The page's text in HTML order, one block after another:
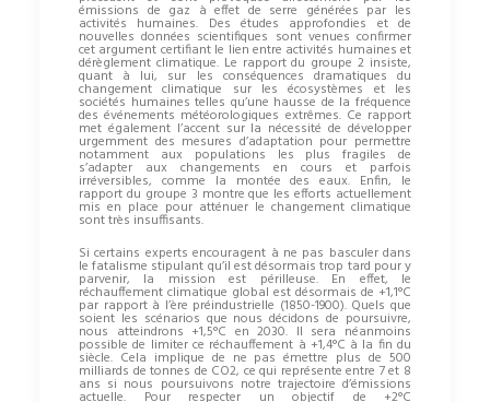
émissions de gaz à effet de serre générées par les
activités humaines. Des études approfondies et de
nouvelles données scientifiques sont venues confirmer
cet argument certifiant le lien entre activités humaines et
dérèglement climatique. Le rapport du groupe 2 insiste,
quant à lui, sur les conséquences dramatiques du
changement climatique sur les écosystèmes et les
sociétés humaines telles qu’une hausse de la fréquence
des événements météorologiques extrêmes. Ce rapport
met également l’accent sur la nécessité de développer
urgemment des mesures d’adaptation pour permettre
notamment aux populations les plus fragiles de
s’adapter aux changements en cours et parfois
irréversibles, comme la montée des eaux. Enfin, le
rapport du groupe 3 montre que les efforts actuellement
mis en place pour atténuer le changement climatique
sont très insuffisants.
Si certains experts encouragent à ne pas basculer dans
le fatalisme stipulant qu’il est désormais trop tard pour y
parvenir, la mission est périlleuse. En effet, le
réchauffement climatique global est désormais de +1,1°C
par rapport à l’ère préindustrielle (1850-1900). Quels que
soient les scénarios que nous décidons de poursuivre,
nous atteindrons +1,5°C en 2030. Il sera néanmoins
possible de limiter ce réchauffement à +1,4°C à la fin du
siècle. Cela implique de ne pas émettre plus de 500
milliards de tonnes de CO2, ce qui représente entre 7 et 8
ans si nous poursuivons notre trajectoire d’émissions
actuelle. Pour respecter un objectif de +2°C